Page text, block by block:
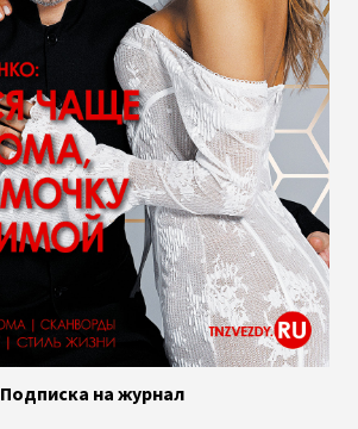
Подписка на журнал